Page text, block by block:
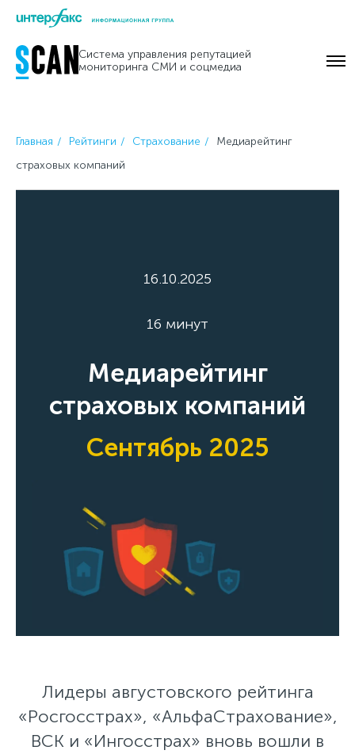
Skip
content
Система управления репутацией
мониторинга СМИ и соцмедиа
Главная Рейтинги Страхование
Медиарейтинг
страховых компаний
16.10.2025
16 минут
Медиарейтинг
страховых компаний
Сентябрь 2025
Лидеры августовского рейтинга
«Росгосстрах», «АльфаСтрахование»,
ВСК и «Ингосстрах» вновь вошли в